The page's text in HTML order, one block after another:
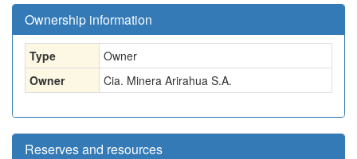
Ownership information
Type
Owner
Owner
Cia. Minera Arirahua S.A.
Reserves and resources